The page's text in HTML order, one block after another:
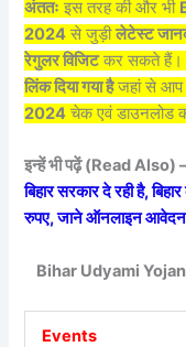
अंततः इस तरह की और भी
2024 से जुड़ीलेटेस्ट
रेगुलर विजिटकर सकते हैं।
लिंक दिया गया हैजहां से आप
2024 चेक एवं डाउनलोड
इन्हें भी पढ़ें (Read Also)
बिहार सरकार दे रही है,
रुपए, जाने ऑनलाइन आवेदन
Bihar Udyami
Events